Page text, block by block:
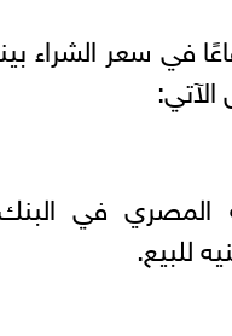
في سعر الشراء
المصري في